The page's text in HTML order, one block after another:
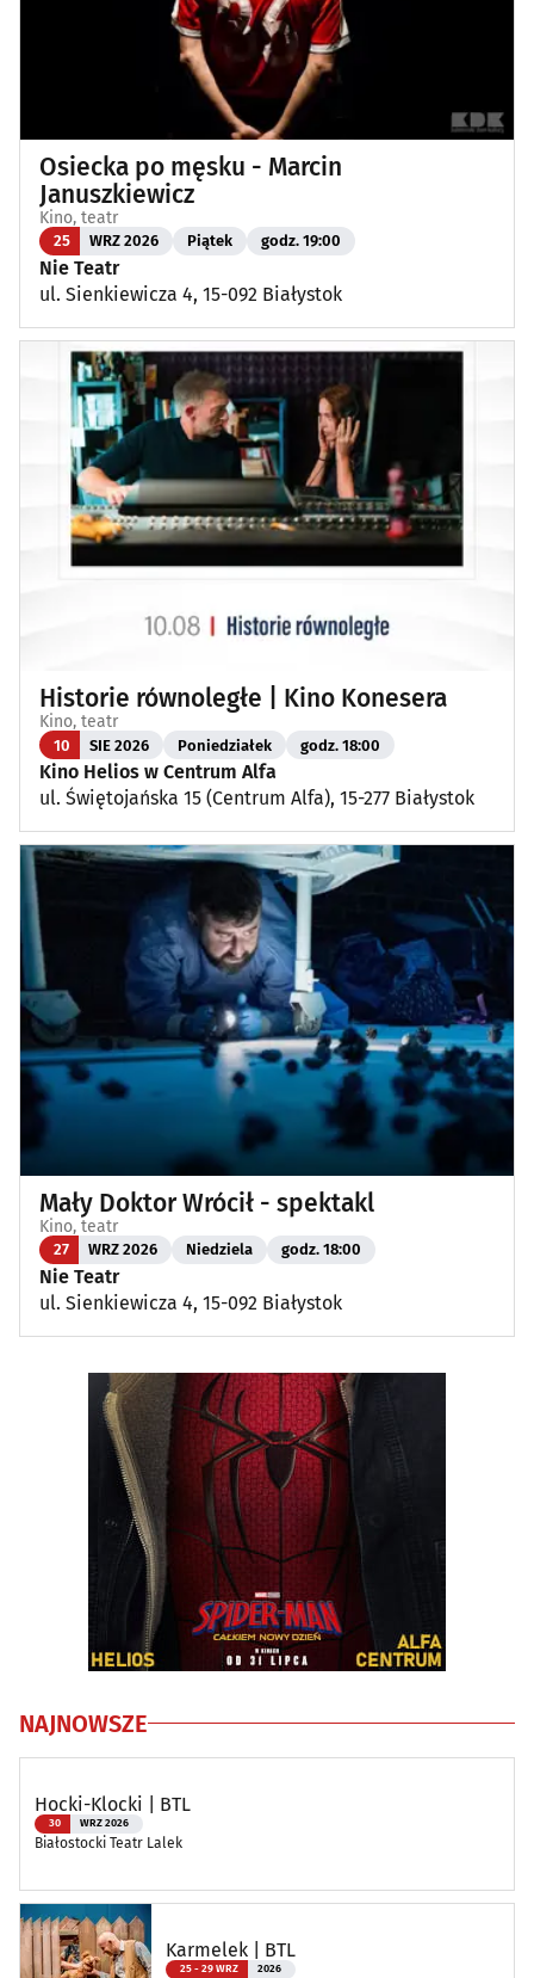
Osiecka po męsku - Marcin
Januszkiewicz
Kino, teatr
25 WRZ 2026 Piątek godz. 19:00
Nie Teatr
ul. Sienkiewicza 4, 15-092 Białystok
Historie równoległe | Kino Konesera
Kino, teatr
10 SIE 2026 Poniedziałek godz. 18:00
Kino Helios w Centrum Alfa
ul. Świętojańska 15 (Centrum Alfa), 15-277 Białystok
Mały Doktor Wrócił - spektakl
Kino, teatr
27 WRZ 2026 Niedziela godz. 18:00
Nie Teatr
ul. Sienkiewicza 4, 15-092 Białystok
NAJNOWSZE
Hocki-Klocki | BTL
30 WRZ 2026
Białostocki Teatr Lalek
Karmelek | BTL
25 - 29 WRZ 2026